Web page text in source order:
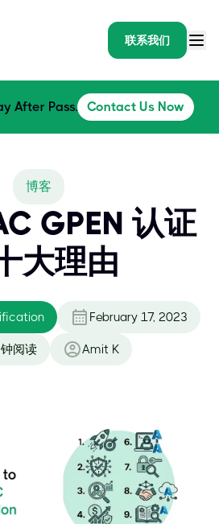
联系我们
After Pass. Contact Us Now
博客
GPEN 认证
大理由
February 17, 2023
阅读 Amit K